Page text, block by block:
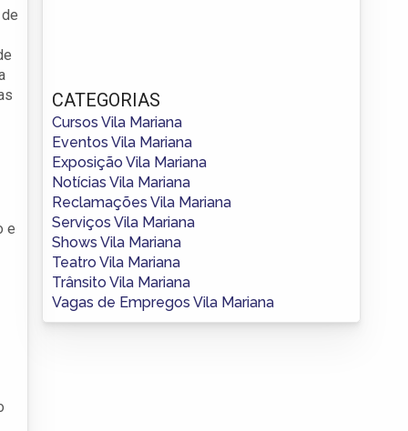
e
CATEGORIAS
Cursos Vila Mariana
Eventos Vila Mariana
Exposição Vila Mariana
Notícias Vila Mariana
Reclamações Vila Mariana
Serviços Vila Mariana
Shows Vila Mariana
Teatro Vila Mariana
Trânsito Vila Mariana
Vagas de Empregos Vila Mariana